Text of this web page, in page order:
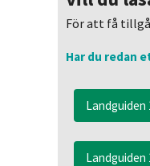
För att få
Har du redan
Landguiden
Landguiden